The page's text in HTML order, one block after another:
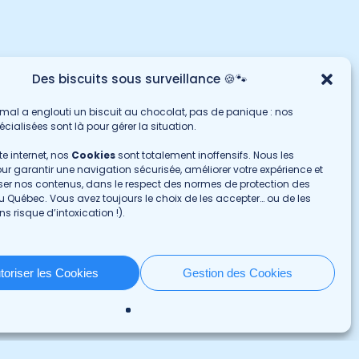
Des biscuits sous surveillance 🍪🐾
a englouti un biscuit au chocolat, pas de panique : nos
sont là pour gérer la situation.
internet, nos Cookiessont totalement inoffensifs. Nous les
garantir une navigation sécurisée, améliorer votre expérience et
nos contenus, dans le respect des normes de protection des
Québec. Vous avez toujours le choix de les accepter… ou de les
risque d’intoxication !).
les Cookies Gestion des Cookies
et résidences
au 1 800 463-8555
Par formulaire